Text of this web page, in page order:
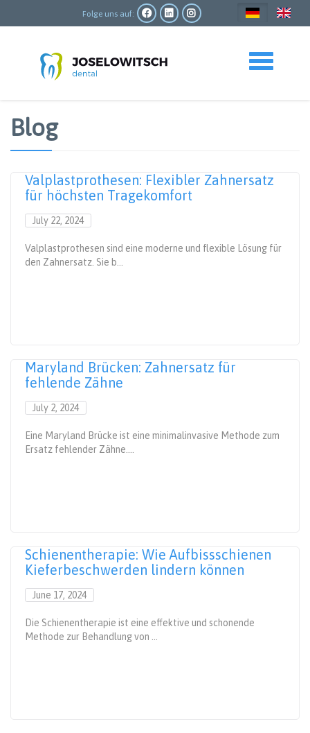
Inhalt
Folge uns auf:
Toggle navigation
Blog
Valplastprothesen: Flexibler Zahnersatz
für höchsten Tragekomfort
July 22, 2024
Valplastprothesen sind eine moderne und flexible Lösung für
den Zahnersatz. Sie b...
Maryland Brücken: Zahnersatz für
fehlende Zähne
July 2, 2024
Eine Maryland Brücke ist eine minimalinvasive Methode zum
Ersatz fehlender Zähne....
Schienentherapie: Wie Aufbissschienen
Kieferbeschwerden lindern können
June 17, 2024
Die Schienentherapie ist eine effektive und schonende
Methode zur Behandlung von ...